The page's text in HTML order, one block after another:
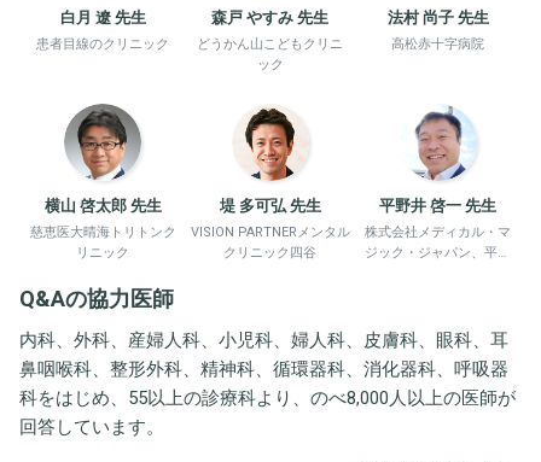
白月 遼 先生
患者目線のクリニック
森戸 やすみ 先生
どうかん山こどもクリニ
ック
法村 尚子 先生
高松赤十字病院
横山 啓太郎 先生
慈恵医大晴海トリトンク
リニック
堤 多可弘 先生
VISION PARTNERメンタル
クリニック四谷
平野井 啓一 先生
株式会社メディカル・マ
ジック・ジャパン、平野
Q&Aの協力医師
内科、外科、産婦人科、小児科、婦人科、皮膚科、眼科、耳
鼻咽喉科、整形外科、精神科、循環器科、消化器科、呼吸器
科をはじめ、55以上の診療科より、のべ8,000人以上の医師が
回答しています。